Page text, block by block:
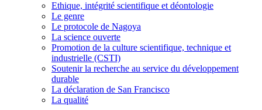
Ethique, intégrité scientifique et déontologie
Le genre
Le protocole de Nagoya
La science ouverte
Promotion de la culture scientifique, technique et
industrielle (CSTI)
Soutenir la recherche au service du développement
durable
La déclaration de San Francisco
La qualité